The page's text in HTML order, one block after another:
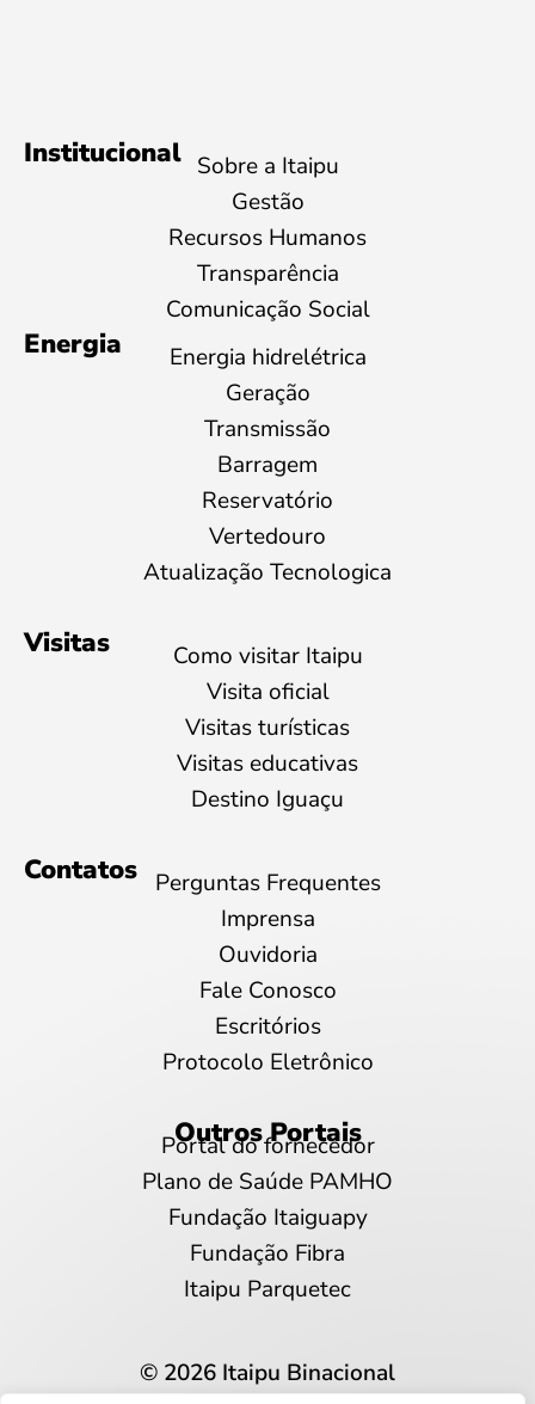
Institucional Sobre a Itaipu
Gestão
Recursos Humanos
Transparência
Comunicação Social
Energia
Energia hidrelétrica
Geração
Transmissão
Barragem
Reservatório
Vertedouro
Atualização Tecnologica
Visitas
Como visitar Itaipu
Visita oficial
Visitas turísticas
Visitas educativas
Destino Iguaçu
Contatos
Perguntas Frequentes
Imprensa
Ouvidoria
Fale Conosco
Escritórios
Protocolo Eletrônico
Outros Portais
Portal do fornecedor
Plano de Saúde PAMHO
Fundação Itaiguapy
Fundação Fibra
Itaipu Parquetec
© 2026 Itaipu Binacional